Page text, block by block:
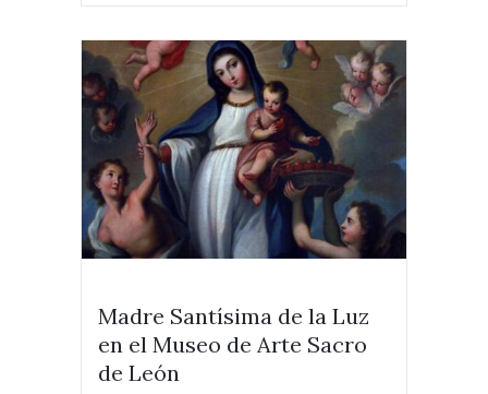
Madre Santísima de la Luz
en el Museo de Arte Sacro
de León